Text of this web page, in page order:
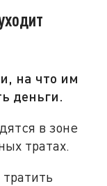
на что им
деньги.
в зоне
тратах.